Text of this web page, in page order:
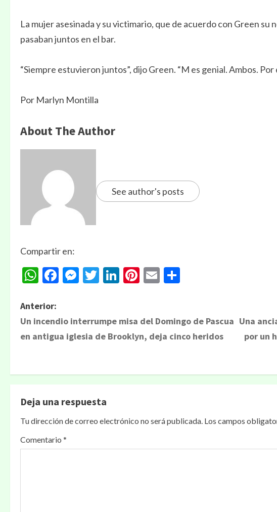
La mujer asesinada y su victimario, que de acuerdo con Green
pasaban juntos en el bar.
“Siempre estuvieron juntos”, dijo Green. “M es genial. Ambos. Por
Por Marlyn Montilla
About The Author
See author's posts
Compartir en:
WhatsApp
Facebook
Messenger
Twitter
LinkedIn
Pinterest
Email
Anterior:
Un incendio interrumpe misa del Domingo de Pascua
en antigua iglesia de Brooklyn, deja cinco heridos
Una
por un
Deja una respuesta
Tu dirección de correo electrónico no será publicada. Los campos
Comentario *